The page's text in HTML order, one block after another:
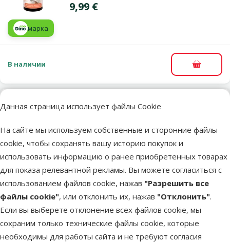
Данная страница использует файлы Cookie
На сайте мы используем собственные и сторонние файлы
cookie, чтобы сохранять вашу историю покупок и
использовать информацию о ранее приобретенных товарах
для показа релевантной рекламы. Вы можете согласиться с
использованием файлов cookie, нажав "Разрешить все
файлы cookie", или отклонить их, нажав "Отклонить".
Если вы выберете отклонение всех файлов cookie, мы
сохраним только технические файлы cookie, которые
необходимы для работы сайта и не требуют согласия
Цена
9,99 €
марка
В наличии В
Professional, Thornit Ear Powder, 20 г
Оценка 0%
Цена
29,99 €
В наличии
Бесплатная доставка
В
Средство по уходу за глазами – Diafarm
Оценка 0%